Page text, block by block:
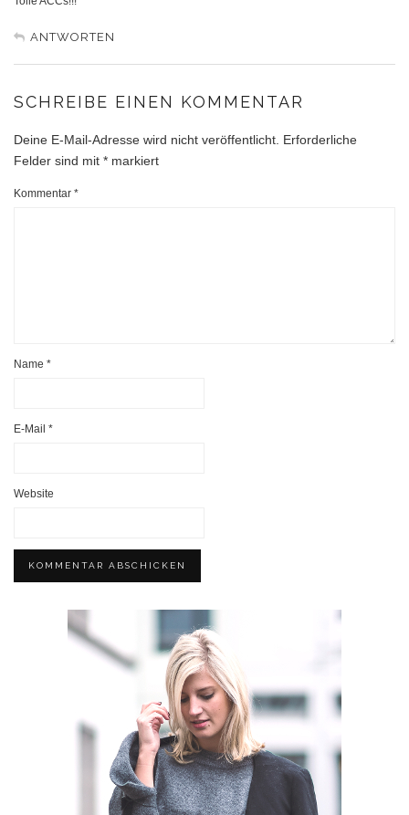
ANTWORTEN
SCHREIBE EINEN KOMMENTAR
Deine E-Mail-Adresse wird nicht veröffentlicht. Erforderliche
Felder sind mit * markiert
Kommentar *
Name *
E-Mail *
Website